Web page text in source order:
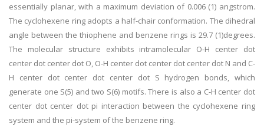
essentially planar, with a maximum deviation of 0.006 (1) angstrom.
The cyclohexene ring adopts a half-chair conformation. The dihedral
angle between the thiophene and benzene rings is 29.7 (1)degrees.
The molecular structure exhibits intramolecular O-H center dot
center dot center dot O, O-H center dot center dot center dot N and C-
H center dot center dot center dot S hydrogen bonds, which
generate one S(5) and two S(6) motifs. There is also a C-H center dot
center dot center dot pi interaction between the cyclohexene ring
system and the pi-system of the benzene ring.